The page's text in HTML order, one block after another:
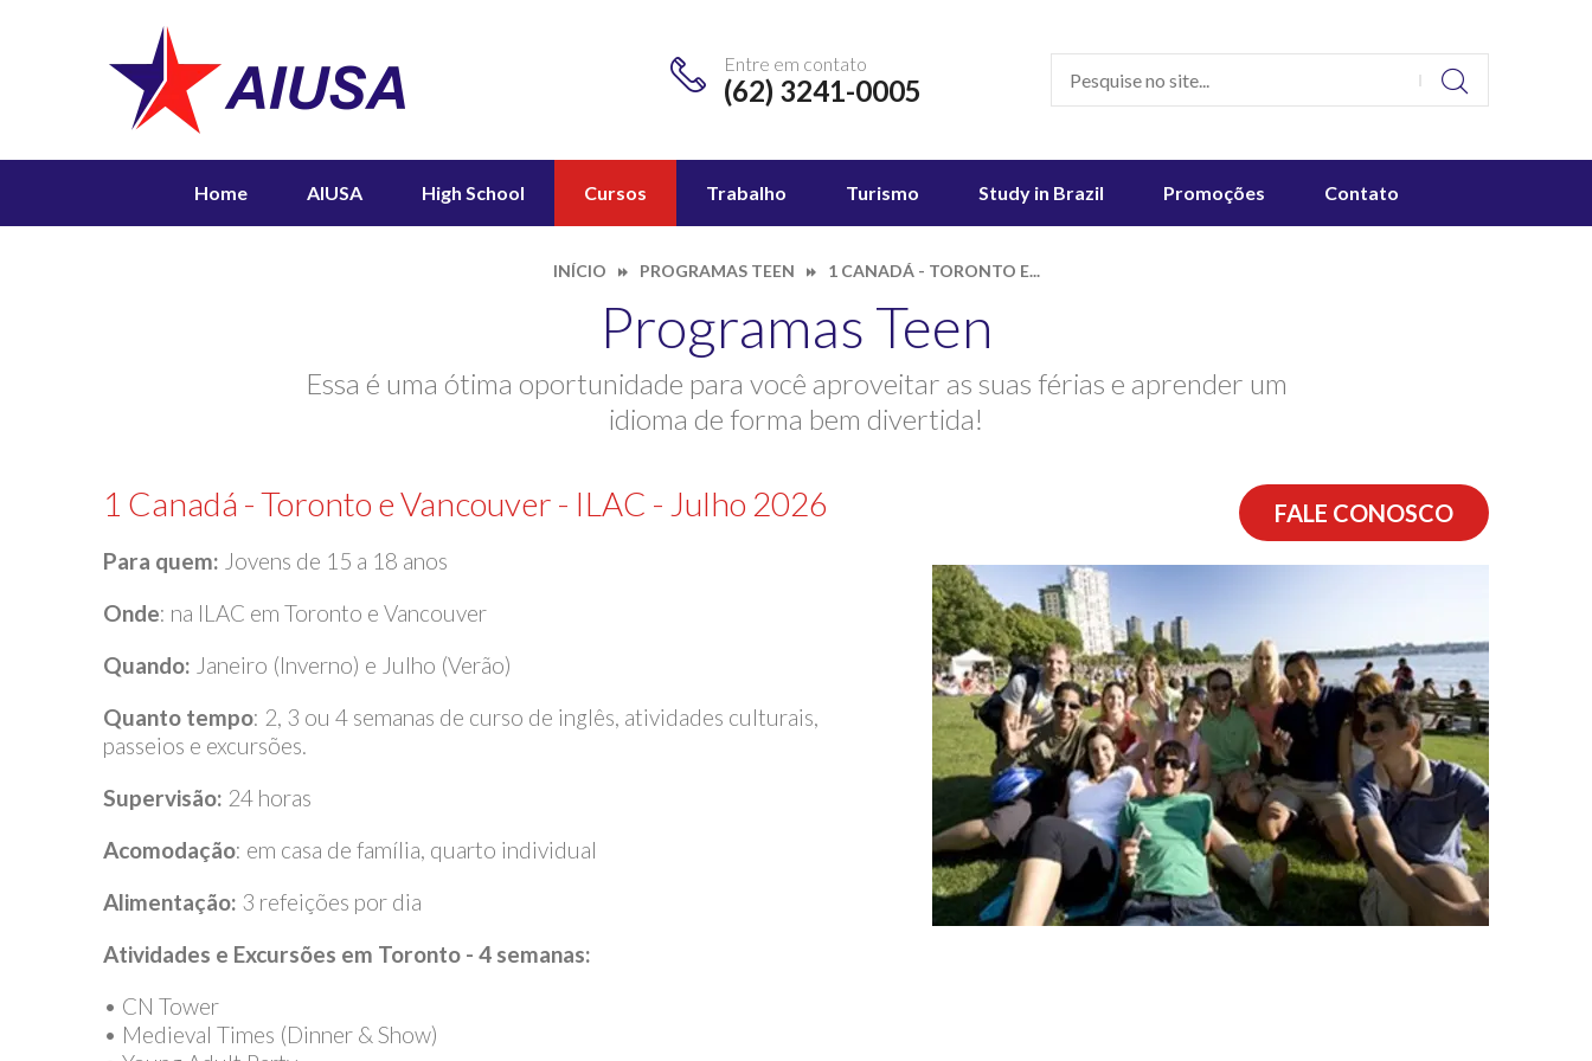
Entre em contato
(62) 3241-0005
Home AIUSA High School Cursos Trabalho Turismo Study in Brazil Promoções Contato
INÍCIO PROGRAMAS TEEN 1 CANADÁ - TORONTO E...
Programas Teen
Essa é uma ótima oportunidade para você aproveitar as suas férias e aprender um
idioma de forma bem divertida!
1 Canadá - Toronto e Vancouver - ILAC - Julho 2026
Para quem: Jovens de 15 a 18 anos
Onde: na ILAC em Toronto e Vancouver
Quando: Janeiro (Inverno) e Julho (Verão)
Quanto tempo: 2, 3 ou 4 semanas de curso de inglês, atividades culturais,
passeios e excursões.
Supervisão: 24 horas
Acomodação: em casa de família, quarto individual
Alimentação: 3 refeições por dia
Atividades e Excursões em Toronto - 4 semanas:
• CN Tower
• Medieval Times (Dinner & Show)
FALE CONOSCO